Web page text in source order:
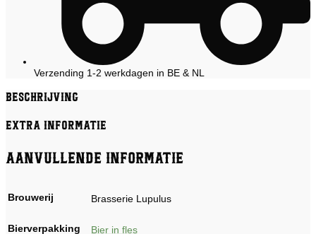
Verzending 1-2 werkdagen in BE & NL
Beschrijving
Extra informatie
Aanvullende informatie
Brouwerij Brasserie Lupulus
Bierverpakking Bier in fles